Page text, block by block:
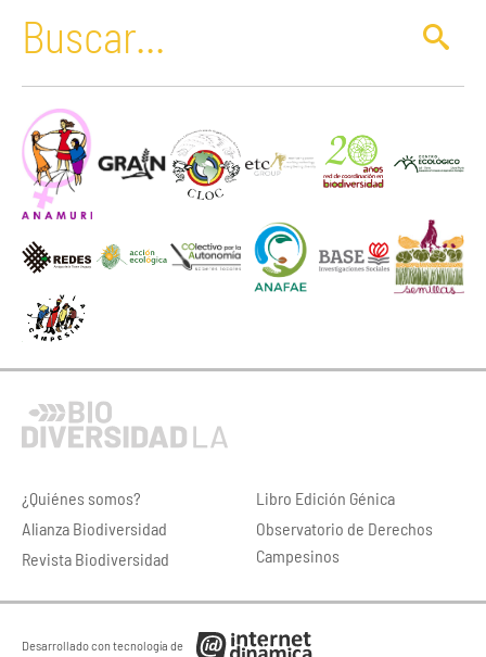
¿Quiénes somos?
Alianza Biodiversidad
Revista Biodiversidad
Libro Edición Génica
Observatorio de Derechos
Campesinos